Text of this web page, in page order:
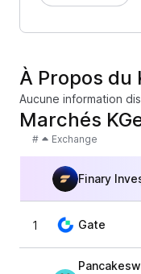
À Propos du
Aucune information
Marchés
# Exchange
Finary
1 Gate